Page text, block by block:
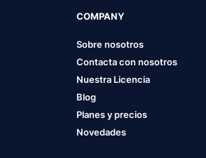
COMPANY
Sobre nosotros
Contacta con nosotros
Nuestra Licencia
Blog
Planes y precios
Novedades